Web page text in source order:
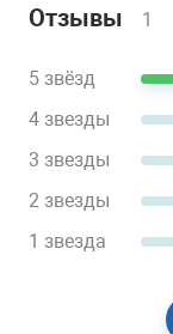
Отзывы 1
5 звёзд
4 звезды
3 звезды
2 звезды
1 звезда